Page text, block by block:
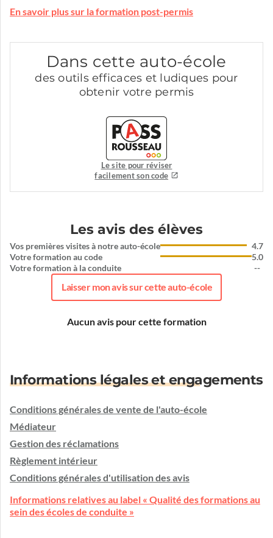
En savoir plus sur la formation post-permis
Dans cette auto-école
des outils efficaces et ludiques pour
obtenir votre permis
Le site pour réviser
facilement son code
Les avis des élèves
Vos premières visites à notre auto-école
Votre formation au code
Votre formation à la conduite
4.7
5.0
--
Laisser mon avis sur cette auto-école
Aucun avis pour cette formation
Informations légales et engagements
Conditions générales de vente de l'auto-école
Médiateur
Gestion des réclamations
Règlement intérieur
Conditions générales d'utilisation des avis
Informations relatives au label « Qualité des formations au
sein des écoles de conduite »